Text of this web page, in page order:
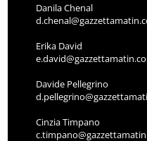
Danila Chenal
Erika David
Davide Pellegrino
Cinzia Timpano